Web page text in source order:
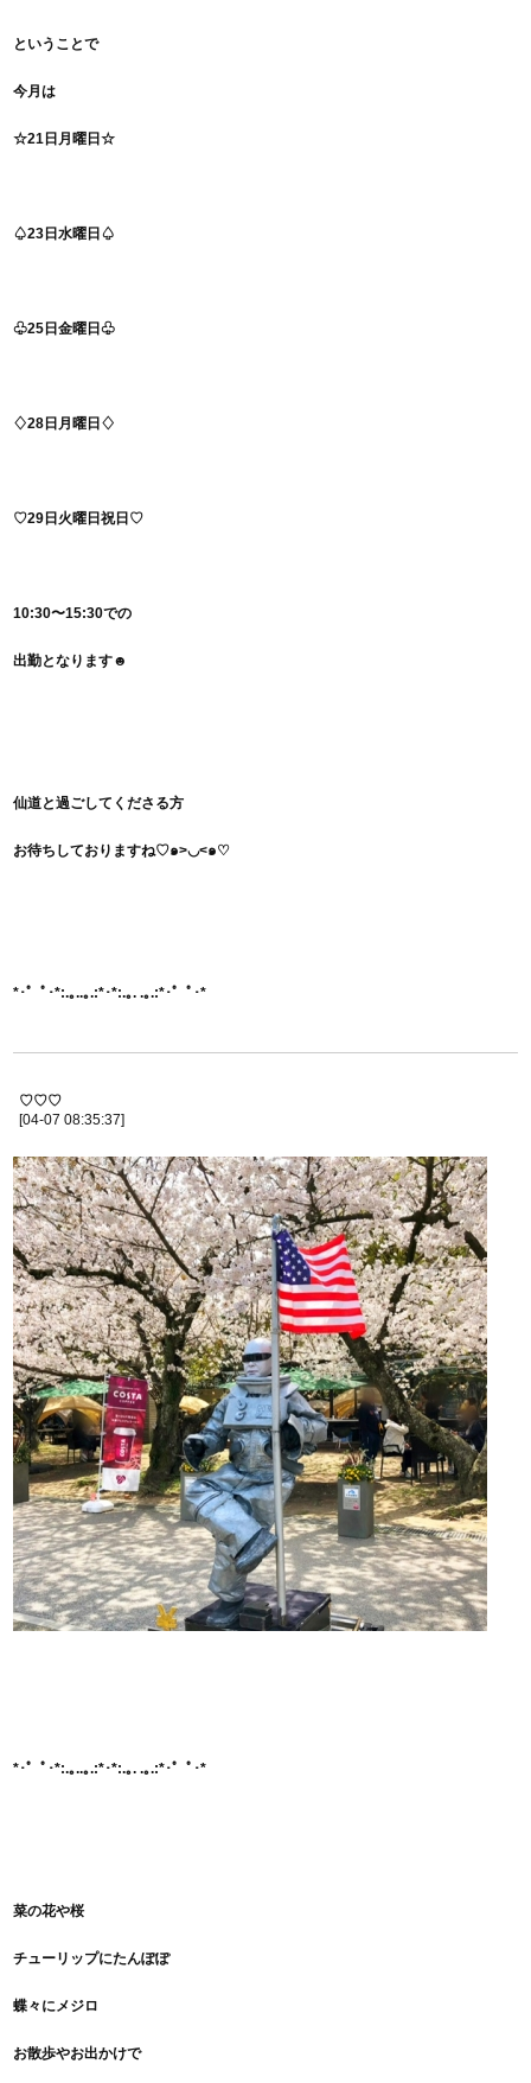
ということで
今月は
☆21日月曜日☆
♤23日水曜日♤
♧25日金曜日♧
♢28日月曜日♢
♡29日火曜日祝日♡
10:30〜15:30での
出勤となります☻
仙道と過ごしてくださる方
お待ちしておりますね♡๑>◡<๑♡
*･゜ﾟ･*:.｡..｡.:*･*:.｡. .｡.:*･゜ﾟ･*
♡♡♡
[04-07 08:35:37]
*･゜ﾟ･*:.｡..｡.:*･*:.｡. .｡.:*･゜ﾟ･*
菜の花や桜
チューリップにたんぽぽ
蝶々にメジロ
お散歩やお出かけで